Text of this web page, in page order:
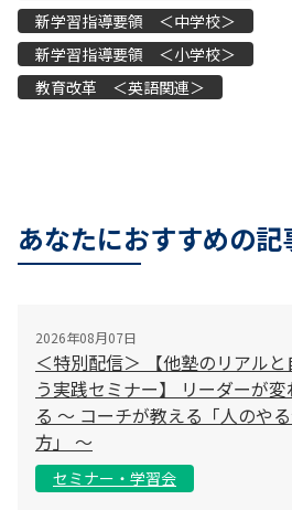
新学習指導要領 ＜中学校＞
新学習指導要領 ＜小学校＞
教育改革 ＜英語関連＞
あなたにおすすめの記
2026年08月07日
＜特別配信＞ 【他塾のリアル
う実践セミナー】 リーダーが
る 〜 コーチが教える「人のや
方」 〜
セミナー・学習会